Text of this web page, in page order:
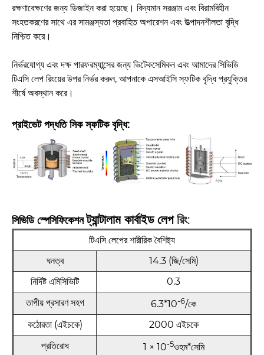
রক্ষণাবেক্ষণের জন্য ডিজাইন করা হয়েছে। বিদ্যমান সরঞ্জাম এবং বিরামবিহীন
সংহতকরণের সাথে এর সামঞ্জস্যতা প্রবাহিত অপারেশন এবং উত্পাদনশীলতা বৃদ্ধি
নিশ্চিত করে।
নির্ভরযোগ্য এবং দক্ষ পারফরম্যান্সের জন্য ভিটেকসেমিকন এবং আমাদের সিভিডি
টিএসি লেপ রিংয়ের উপর নির্ভর করুন, আপনাকে এসআইসি স্ফটিক বৃদ্ধি প্রযুক্তির
শীর্ষে অবস্থান করে।
প্রাইভেট পদ্ধতি সিক স্ফটিক বৃদ্ধি:
সিভিডি স্পেসিফিকেশনট্যান্টালাম কার্বাইড লেপরিং:
টিএসি লেপের শারীরিক বৈশিষ্ট্য
ঘনত্ব
14.3 (জি/সেমি)
নির্দিষ্ট এমিসিভিটি
0.3
তাপীয় প্রসারণ সহগ
6.3*10-6/কে
কঠোরতা (এইচকে)
2000 এইচকে
প্রতিরোধ
1 × 10-5ওহম*সেমি